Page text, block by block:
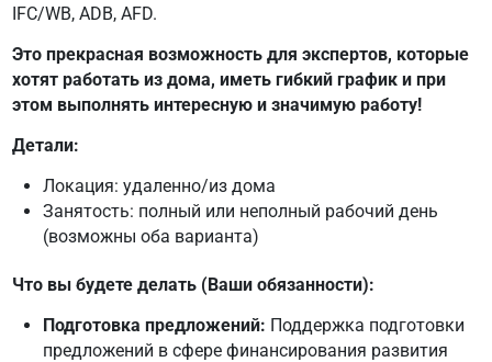
IFC/WB, ADB, AFD.
Это прекрасная возможность для экспертов, которые
хотят работать из дома, иметь гибкий график и при
этом выполнять интересную и значимую работу!
Детали:
Локация: удаленно/из дома
Занятость: полный или неполный рабочий день
(возможны оба варианта)
Что вы будете делать (Ваши обязанности):
Подготовка предложений: Поддержка подготовки
предложений в сфере финансирования развития